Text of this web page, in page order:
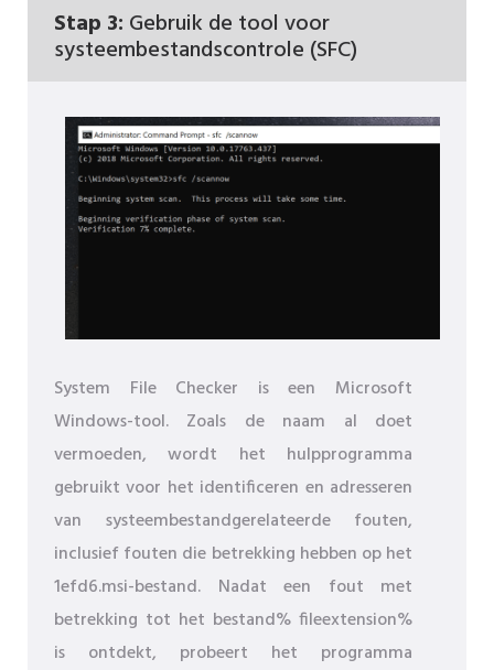
Stap 3: Gebruik de tool voor
systeembestandscontrole (SFC)
System File Checker is een Microsoft
Windows-tool. Zoals de naam al doet
vermoeden, wordt het hulpprogramma
gebruikt voor het identificeren en adresseren
van systeembestandgerelateerde fouten,
inclusief fouten die betrekking hebben op het
1efd6.msi-bestand. Nadat een fout met
betrekking tot het bestand% fileextension%
is ontdekt, probeert het programma